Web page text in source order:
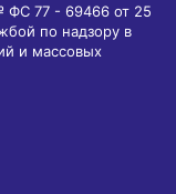
ФС 77 - 69466 от 25
по надзору в
и массовых